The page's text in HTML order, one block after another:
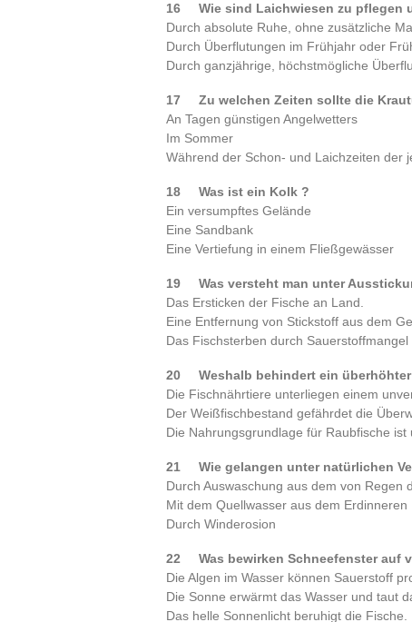
16 Wie sind Laichwiesen zu pflegen
Durch absolute Ruhe, ohne zusätzliche
Durch Überflutungen im Frühjahr oder
Durch ganzjährige, höchstmögliche
17 Zu welchen Zeiten sollte die
An Tagen günstigen Angelwetters
Im Sommer
Während der Schon- und Laichzeiten der
18 Was ist ein Kolk ?
Ein versumpftes Gelände
Eine Sandbank
Eine Vertiefung in einem Fließgewässer
19 Was versteht man unter
Das Ersticken der Fische an Land.
Eine Entfernung von Stickstoff aus dem
Das Fischsterben durch Sauerstoffmangel
20 Weshalb behindert ein
Die Fischnährtiere unterliegen einem
Der Weißfischbestand gefährdet die
Die Nahrungsgrundlage für Raubfische ist
21 Wie gelangen unter natürlichen
Durch Auswaschung aus dem von Regen
Mit dem Quellwasser aus dem Erdinneren
Durch Winderosion
22 Was bewirken Schneefenster auf
Die Algen im Wasser können Sauerstoff
Die Sonne erwärmt das Wasser und taut
Das helle Sonnenlicht beruhigt die Fische.